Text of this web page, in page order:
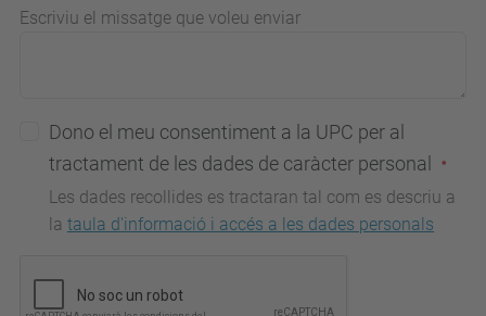
Escriviu el missatge que voleu enviar
Dono el meu consentiment a la UPC per al
tractament de les dades de caràcter personal
Les dades recollides es tractaran tal com es descriu a
la taula d'informació i accés a les dades personals